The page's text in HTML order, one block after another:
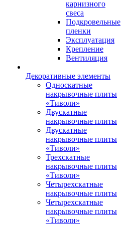
карнизного
свеса
Подкровельные
пленки
Эксплуатация
Крепление
Вентиляция
Декоративные элементы
Односкатные
накрывочные плиты
«Тиволи»
Двускатные
накрывочные плиты
Двускатные
накрывочные плиты
«Тиволи»
Трехскатные
накрывочные плиты
«Тиволи»
Четырехскатные
накрывочные плиты
Четырехскатные
накрывочные плиты
«Тиволи»